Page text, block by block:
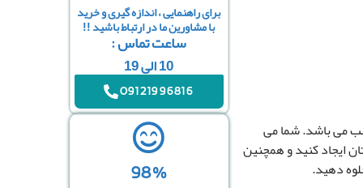
می باشد. شما می
ایجاد کنید و همچنین
دهید.
برای راهنمایی ، اندازه گیری و خرید
با مشاورین ما در ارتباط باشید !!
ساعت تماس :
10 الی 19
09121996816
98%